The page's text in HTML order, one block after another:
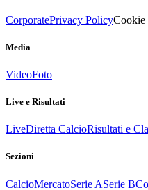
CorporatePrivacy PolicyCookie
Media
VideoFoto
Live e Risultati
LiveDiretta CalcioRisultati e
Sezioni
CalcioMercatoSerie ASerie B